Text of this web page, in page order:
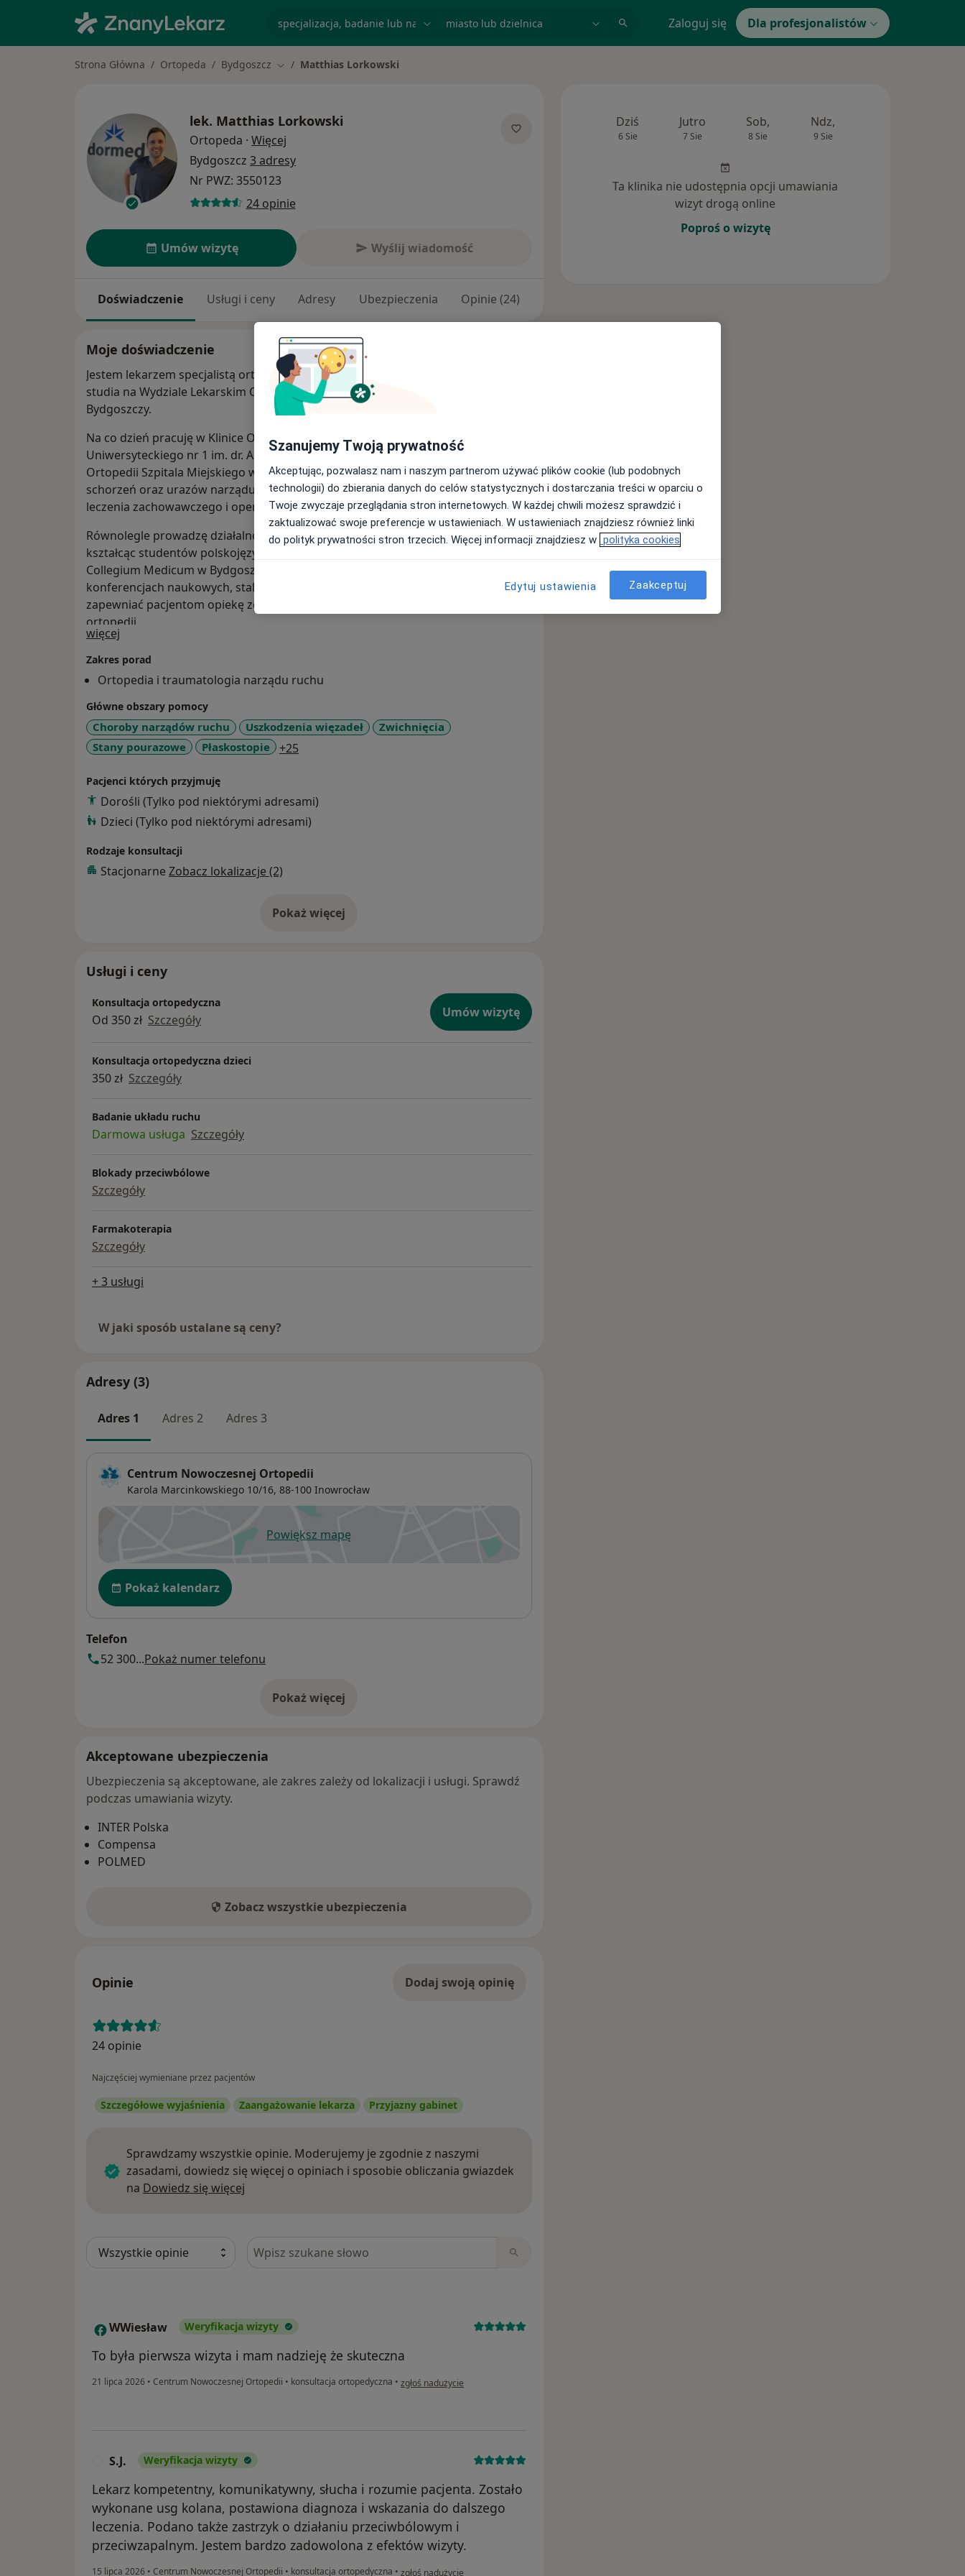
Zaloguj się Dla profesjonalistów
Strona Główna Ortopeda Bydgoszcz Zmień miasto
Matthias Lorkowski
lek. Matthias Lorkowski
Ortopeda · Więcej
Bydgoszcz 3 adresy
Nr PWZ: 3550123
24 opinie
Umów wizytę Wyślij wiadomość
Doświadczenie Usługi i ceny Adresy Ubezpieczenia Opinie (24)
Moje doświadczenie
Jestem lekarzem specjalistą ortopedii i traumatologii narządu ruchu. Ukończyłem
studia na Wydziale Lekarskim Collegium Medicum im. Ludwika Rydygiera w
Bydgoszczy.
Na co dzień pracuję w Klinice Ortopedii i Traumatologii Narządu Ruchu Szpitala
Uniwersyteckiego nr 1 im. dr. Antoniego Jurasza w Bydgoszczy oraz w Oddziale
Ortopedii Szpitala Miejskiego w Toruniu. Zajmuję się diagnostyką i leczeniem
schorzeń oraz urazów narządu ruchu, wykorzystując nowoczesne metody
leczenia zachowawczego i operacyjnego.
Równolegle prowadzę działalność dydaktyczną jako nauczyciel akademicki,
kształcąc studentów polskojęzycznych i anglojęzycznych Wydziału Lekarskiego
Collegium Medicum w Bydgoszczy. Regularnie uczestniczę w kursach i
konferencjach naukowych, stale poszerzając swoją wiedzę i umiejętności, aby
zapewniać pacjentom opiekę zgodną z aktualnymi standardami współczesnej
ortopedii.
więcej
Zakres porad
Ortopedia i traumatologia narządu ruchu
Główne obszary pomocy
Choroby narządów ruchu Uszkodzenia więzadeł
Zwichnięcia
Stany pourazowe
Płaskostopie +25
Pacjenci których przyjmuję
Dorośli (Tylko pod niektórymi adresami)
Dzieci (Tylko pod niektórymi adresami)
Rodzaje konsultacji
Stacjonarne Zobacz lokalizacje (2)
Pokaż więcejo doświadczeniu
Usługi i ceny
Konsultacja ortopedyczna
Od 350 zł Szczegóły Umów wizytę
Konsultacja ortopedyczna dzieci
350 zł Szczegóły
Badanie układu ruchu
Darmowa usługa Szczegóły
Blokady przeciwbólowe
Szczegóły
Farmakoterapia
Szczegóły
+ 3 usługi
W jaki sposób ustalane są ceny?
Adresy (3)
Adres 1 Adres 2 Adres 3
Centrum Nowoczesnej Ortopedii
Karola Marcinkowskiego 10/16, 88-100 Inowrocław
Powiększ mapęotwiera się w nowej karcie
Dostępność
Pokaż kalendarz
Telefon
52 300...Pokaż numer telefonu
Pokaż więcej
o adresie
Akceptowane ubezpieczenia
Ubezpieczenia są akceptowane, ale zakres zależy od lokalizacji i usługi. Sprawdź
podczas umawiania wizyty.
INTER Polska
Compensa
POLMED
Zobacz wszystkie ubezpieczenia
Opinie Dodaj swoją opinię
24 opinie
Najczęściej wymieniane przez pacjentów
Szczegółowe wyjaśnienia Zaangażowanie lekarza Przyjazny gabinet
Sprawdzamy wszystkie opinie. Moderujemy je zgodnie z naszymi
zasadami, dowiedz się więcej o opiniach i sposobie obliczania gwiazdek
na Dowiedz się więcej
Szukaj w opiniach
W WWiesław Weryfikacja wizyty
To była pierwsza wizyta i mam nadzieję że skuteczna
21 lipca 2026 • Centrum Nowoczesnej Ortopedii • konsultacja ortopedyczna • w opinii użytkownika WWiesław
zgłoś nadużycie
S.J. Weryfikacja wizyty
Lekarz kompetentny, komunikatywny, słucha i rozumie pacjenta. Zostało
wykonane usg kolana, postawiona diagnoza i wskazania do dalszego
leczenia. Podano także zastrzyk o działaniu przeciwbólowym i
przeciwzapalnym. Jestem bardzo zadowolona z efektów wizyty.
15 lipca 2026 • Centrum Nowoczesnej Ortopedii • konsultacja ortopedyczna • w opinii użytkownika S.J.
zgłoś nadużycie
Dziś
6 Sie
Jutro
7 Sie
Sob,
8 Sie
Ndz,
9 Sie
Ta klinika nie udostępnia opcji umawiania
wizyt drogą online
Poproś o wizytę
Szanujemy Twoją prywatność
Akceptując, pozwalasz nam i naszym partnerom używać plików cookie (lub podobnych
technologii) do zbierania danych do celów statystycznych i dostarczania treści w oparciu o
Twoje zwyczaje przeglądania stron internetowych. W każdej chwili możesz sprawdzić i
zaktualizować swoje preferencje w ustawieniach. W ustawieniach znajdziesz również linki
do polityk prywatności stron trzecich. Więcej informacji znajdziesz w polityka cookies
Edytuj ustawienia Zaakceptuj